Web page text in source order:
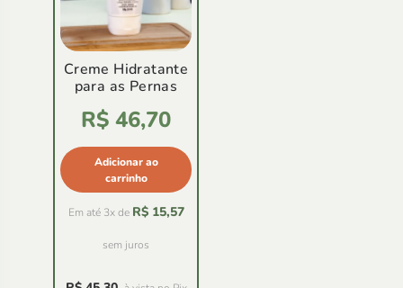
Creme Hidratante
para as Pernas
4.86
5
R$ 46,70
Adicionar ao
carrinho
Em até 3x de R$15,57
sem juros